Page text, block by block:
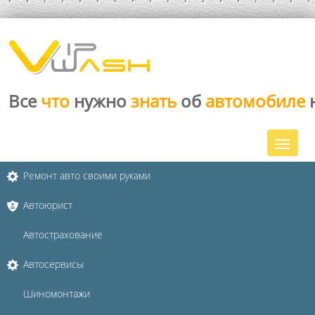
Все что нужно знать об автомобиле
Ремонт авто своими руками
Автоюрист
Автострахование
Автосервисы
Шиномонтажи